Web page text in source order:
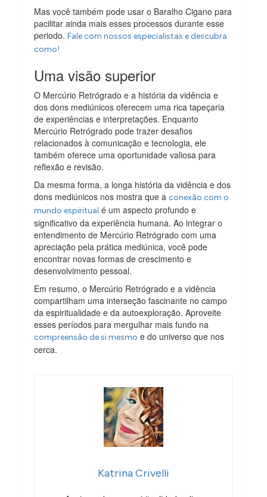
Mas você também pode usar o Baralho Cigano para
pacilitar ainda mais esses processos durante esse
periodo.Fale com nossos especialistas e descubra
como!
Uma visão superior
O Mercúrio Retrógrado e a história da vidência e
dos dons mediúnicos oferecem uma rica tapeçaria
de experiências e interpretações. Enquanto
Mercúrio Retrógrado pode trazer desafios
relacionados à comunicação e tecnologia, ele
também oferece uma oportunidade valiosa para
reflexão e revisão.
Da mesma forma, a longa história da vidência e dos
dons mediúnicos nos mostra que aconexão com o
mundo espiritual é um aspecto profundo e
significativo da experiência humana. Ao integrar o
entendimento de Mercúrio Retrógrado com uma
apreciação pela prática mediúnica, você pode
encontrar novas formas de crescimento e
desenvolvimento pessoal.
Em resumo, o Mercúrio Retrógrado e a vidência
compartilham uma interseção fascinante no campo
da espiritualidade e da autoexploração. Aproveite
esses períodos para mergulhar mais fundo na
compreensão de si mesmo e do universo que nos
cerca.
Katrina Crivelli